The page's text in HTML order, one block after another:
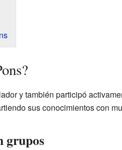
y también participó
sus conocimientos con
grupos